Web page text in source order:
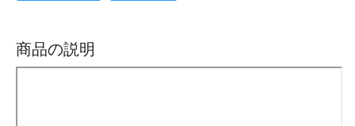
商品の説明